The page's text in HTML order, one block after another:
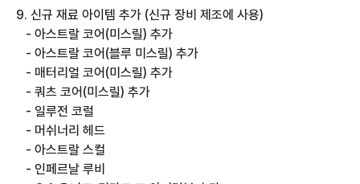
9. 신규 재료 아이템 추가 (신규 장비 제조에 사용)
   - 아스트랄 코어(미스릴) 추가
   - 아스트랄 코어(블루 미스릴) 추가
   - 매터리얼 코어(미스릴) 추가
   - 쿼츠 코어(미스릴) 추가
   - 일루전 코럴
   - 머쉬너리 헤드
   - 아스트랄 스컬
   - 인페르날 루비